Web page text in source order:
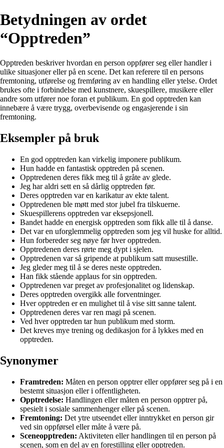
Betydningen av ordet
“Opptreden”
Opptreden beskriver hvordan en person oppfører seg eller handler i
ulike situasjoner eller på en scene. Det kan referere til en persons
fremtoning, utførelse og fremføring av en handling eller ytelse. Ordet
brukes ofte i forbindelse med kunstnere, skuespillere, musikere eller
andre som utfører noe foran et publikum. En god opptreden kan
innebære å være trygg, overbevisende og engasjerende i sin
fremtoning.
Eksempler på bruk
En god opptreden kan virkelig imponere publikum.
Hun hadde en fantastisk opptreden på scenen.
Opptredenen deres fikk meg til å gråte av glede.
Jeg har aldri sett en så dårlig opptreden før.
Deres opptreden var en karikatur av ekte talent.
Opptredenen ble møtt med stor jubel fra tilskuerne.
Skuespillerens opptreden var eksepsjonell.
Bandet hadde en energisk opptreden som fikk alle til å danse.
Det var en uforglemmelig opptreden som jeg vil huske for alltid.
Hun forbereder seg nøye før hver opptreden.
Opptredenen deres rørte meg dypt i sjelen.
Opptredenen var så gripende at publikum satt musestille.
Jeg gleder meg til å se deres neste opptreden.
Han fikk stående applaus for sin opptreden.
Opptredenen var preget av profesjonalitet og lidenskap.
Deres opptreden overgikk alle forventninger.
Hver opptreden er en mulighet til å vise sitt sanne talent.
Opptredenen deres var ren magi på scenen.
Ved hver opptreden tar hun publikum med storm.
Det kreves mye trening og dedikasjon for å lykkes med en
opptreden.
Synonymer
Framtreden: Måten en person opptrer eller oppfører seg på i en
bestemt situasjon eller i offentligheten.
Opptredelse: Handlingen eller måten en person opptrer på,
spesielt i sosiale sammenhenger eller på scenen.
Fremtoning: Det ytre utseendet eller inntrykket en person gir
ved sin oppførsel eller måte å være på.
Sceneopptreden: Aktiviteten eller handlingen til en person på
scenen, som en del av en forestilling eller opptreden.